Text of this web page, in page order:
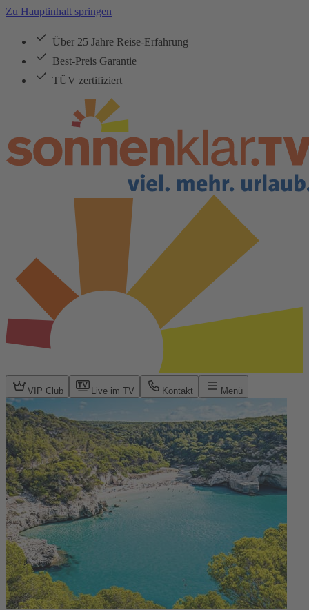
Zu Hauptinhalt springen
Über 25 Jahre Reise-Erfahrung
Best-Preis Garantie
TÜV zertifiziert
VIP Club Live im TV Kontakt Menü